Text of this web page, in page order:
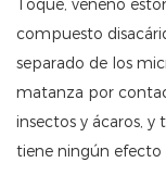
Toque, veneno
compuesto
separado de los
matanza por
insectos y ácaros,
tiene ningún efecto